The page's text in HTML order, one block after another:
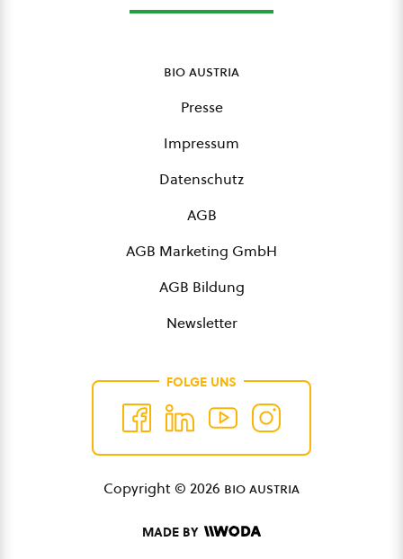
bio austria
Presse
Impressum
Datenschutz
AGB
AGB Marketing GmbH
AGB Bildung
Newsletter
FOLGE UNS
Copyright © 2026 bio austria
MADE BY